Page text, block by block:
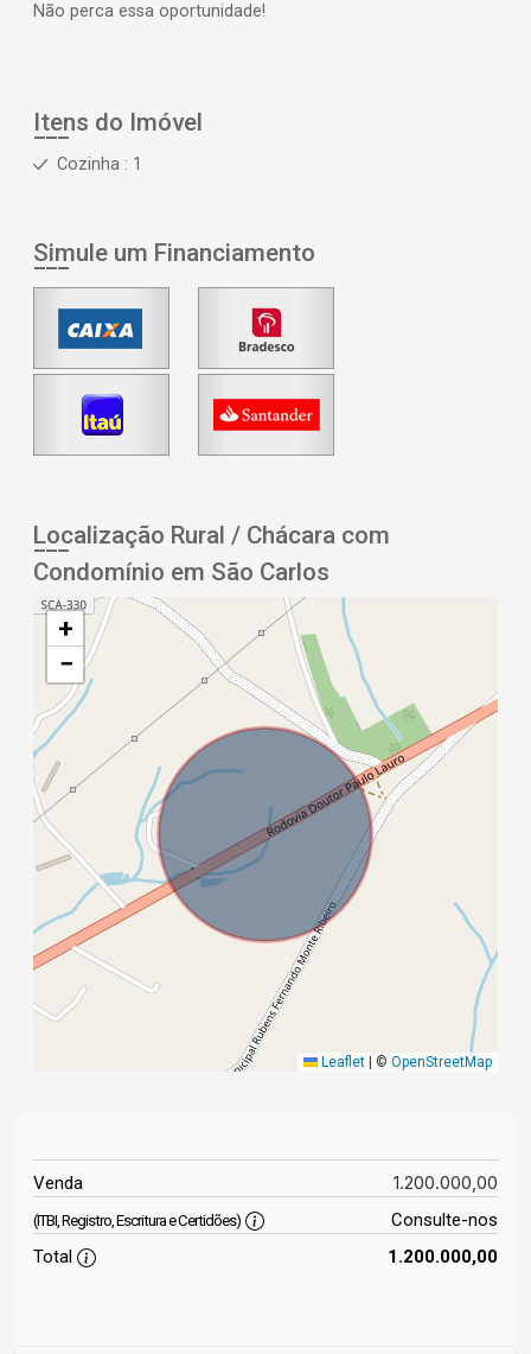
Não perca essa oportunidade!
Itens do Imóvel
Cozinha : 1
Simule um Financiamento
Localização Rural / Chácara com
Condomínio em São Carlos
+
−
Leaflet © OpenStreetMap
Venda 1.200.000,00
(ITBI, Registro, Escritura e Certidões)
Consulte-nos
Total
1.200.000,00